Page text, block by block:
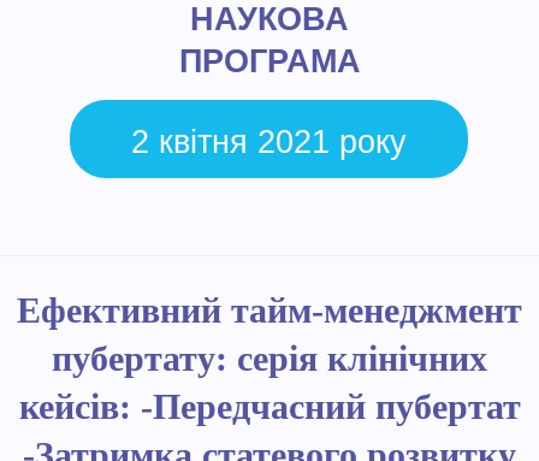
НАУКОВА
ПРОГРАМА
2 квітня 2021 року
Ефективний тайм-менеджмент
пубертату: серія клінічних
кейсів: -Передчасний пубертат